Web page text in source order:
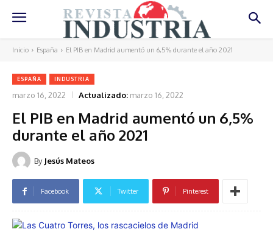
Inicio España El PIB en Madrid aumentó un 6,5% durante el año 2021
ESPAÑA INDUSTRIA
marzo 16, 2022 Actualizado: marzo 16, 2022
El PIB en Madrid aumentó un 6,5%
durante el año 2021
By Jesús Mateos
Facebook Twitter Pinterest